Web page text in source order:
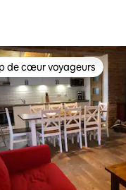
sur la base de 15
de cœur voyageurs
de cœur voyageurs